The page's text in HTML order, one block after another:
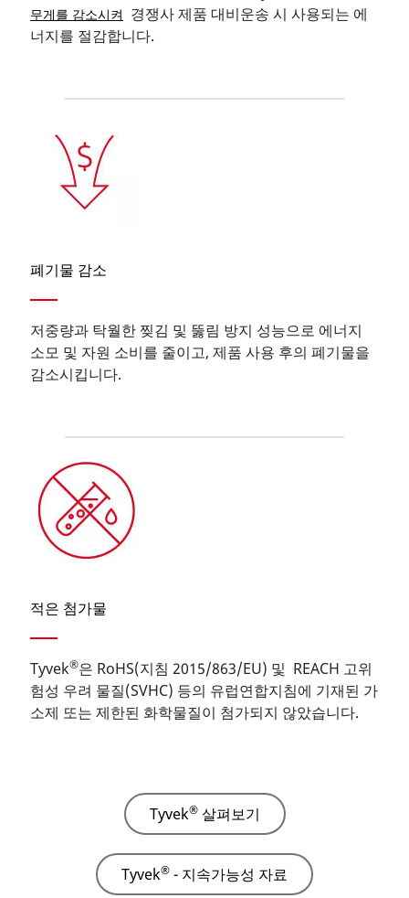
무게를 감소시켜 경쟁사 제품 대비운송 시 사용되는 에
너지를 절감합니다.
폐기물 감소
저중량과 탁월한 찢김 및 뚫림 방지 성능으로 에너지
소모 및 자원 소비를 줄이고, 제품 사용 후의 폐기물을
감소시킵니다.
적은 첨가물
Tyvek®은 RoHS(지침 2015/863/EU) 및 REACH 고위
험성 우려 물질(SVHC) 등의 유럽연합지침에 기재된 가
소제 또는 제한된 화학물질이 첨가되지 않았습니다.
Tyvek®살펴보기
Tyvek® - 지속가능성 자료